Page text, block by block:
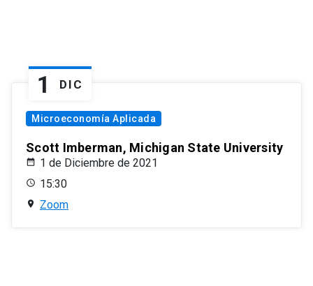
1 DIC
Microeconomía Aplicada
Scott Imberman, Michigan State University
1 de Diciembre de 2021
15:30
Zoom